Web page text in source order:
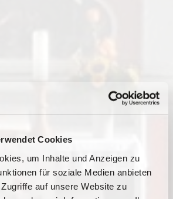
Cookies
um Inhalte und Anzeigen zu
für soziale Medien anbieten
auf unsere Website zu